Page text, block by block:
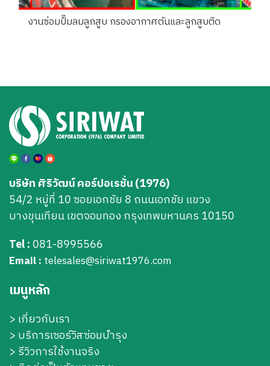
งานซ่อมปํ๊มลมลูกสูบ กรองอากาศตันและลูกสูบติด
บริษัท ศิริวัฒน์ คอร์ปอเรชั่น (1976)
54/2 หมู่ที่ 10 ซอยเอกชัย 8 ถนนเอกชัย แขวง
บางขุนเทียน เขตจอมทอง กรุงเทพมหานคร 10150
Tel : 081-8995566
Email : telesales@siriwat1976.com
เมนูหลัก
> เกี่ยวกับเรา
> บริการเซอร์วิสซ่อมบำรุง
> รีวิวการใช้งานจริง